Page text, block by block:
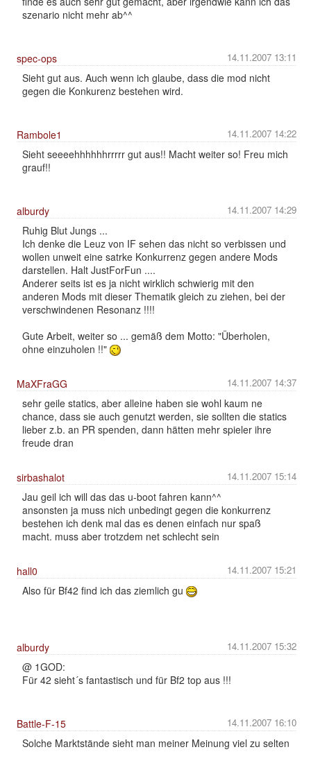
szenario nicht mehr ab^^
14.11.2007 13:11
spec-ops
Sieht gut aus. Auch wenn ich glaube, dass die mod nicht
gegen die Konkurenz bestehen wird.
14.11.2007 14:22
Rambole1
Sieht seeeehhhhhhrrrrr gut aus!! Macht weiter so! Freu mich
grauf!!
14.11.2007 14:29
alburdy
Ruhig Blut Jungs ...
Ich denke die Leuz von IF sehen das nicht so verbissen und
wollen unweit eine satrke Konkurrenz gegen andere Mods
darstellen. Halt JustForFun ....
Anderer seits ist es ja nicht wirklich schwierig mit den
anderen Mods mit dieser Thematik gleich zu ziehen, bei der
verschwindenen Resonanz !!!!
Gute Arbeit, weiter so ... gemäß dem Motto: "Überholen,
ohne einzuholen !!"
14.11.2007 14:37
MaXFraGG
sehr geile statics, aber alleine haben sie wohl kaum ne
chance, dass sie auch genutzt werden, sie sollten die statics
lieber z.b. an PR spenden, dann hätten mehr spieler ihre
freude dran
14.11.2007 15:14
sirbashalot
Jau geil ich will das das u-boot fahren kann^^
ansonsten ja muss nich unbedingt gegen die konkurrenz
bestehen ich denk mal das es denen einfach nur spaß
macht. muss aber trotzdem net schlecht sein
14.11.2007 15:21
hall0
Also für Bf42 find ich das ziemlich gu
14.11.2007 15:32
alburdy
@ 1GOD:
Für 42 sieht´s fantastisch und für Bf2 top aus !!!
14.11.2007 16:10
Battle-F-15
Solche Marktstände sieht man meiner Meinung viel zu selten